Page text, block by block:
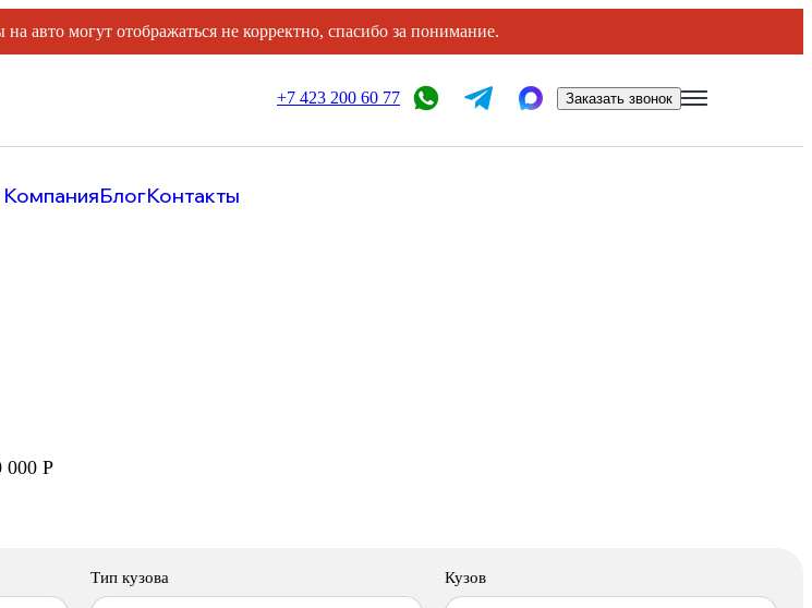
авто могут отображаться не корректно, спасибо за понимание.
+7 423 200 60 77 Заказать звонок
КомпанияБлогКонтакты
000 Р
Тип кузова Кузов